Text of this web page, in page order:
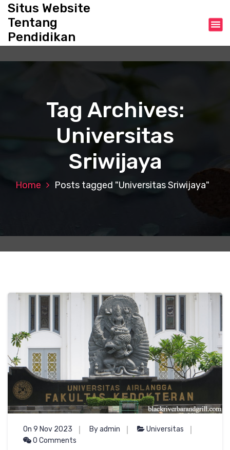
o
Situs Website
Tentang
Pendidikan
Tag Archives:
Universitas
Sriwijaya
Home Posts tagged "Universitas Sriwijaya"
On 9 Nov 2023 By admin
Universitas
0 Comments